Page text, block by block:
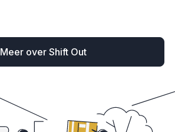
Meer over Shift Out